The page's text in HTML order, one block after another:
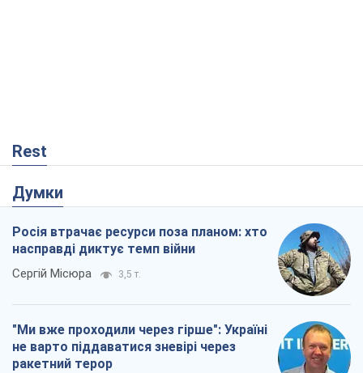
Rest
Думки
Росія втрачає ресурси поза планом: хто
насправді диктує темп війни
Сергій Місюра 3,5 т.
"Ми вже проходили через гірше": Україні
не варто піддаватися зневірі через
ракетний терор